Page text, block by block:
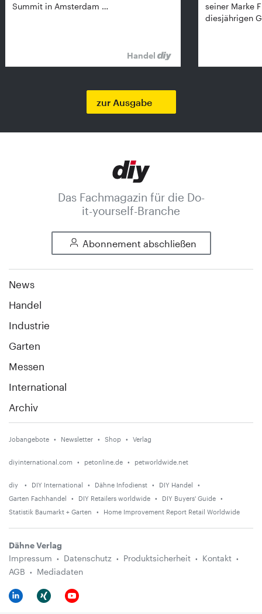
Summit in Amsterdam …
Handel
seiner Marke
diesjährigen
zur Ausgabe
Das Fachmagazin für die Do-
it-yourself-Branche
Abonnement abschließen
News
Handel
Industrie
Garten
Messen
International
Archiv
Jobangebote Newsletter Shop Verlag
diyinternational.com petonline.de petworldwide.net
diy DIY International Dähne Infodienst
DIY Handel
Garten Fachhandel
DIY Retailers worldwide
DIY Buyers' Guide
Statistik Baumarkt + Garten
Home Improvement Report Retail Worldwide
Dähne Verlag
Impressum
Datenschutz Produktsicherheit
Kontakt
AGB
Mediadaten